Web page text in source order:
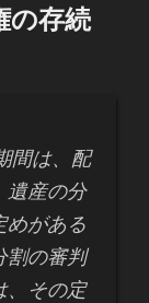
の存続
間は、配
遺産の分
めがある
割の審判
、その定